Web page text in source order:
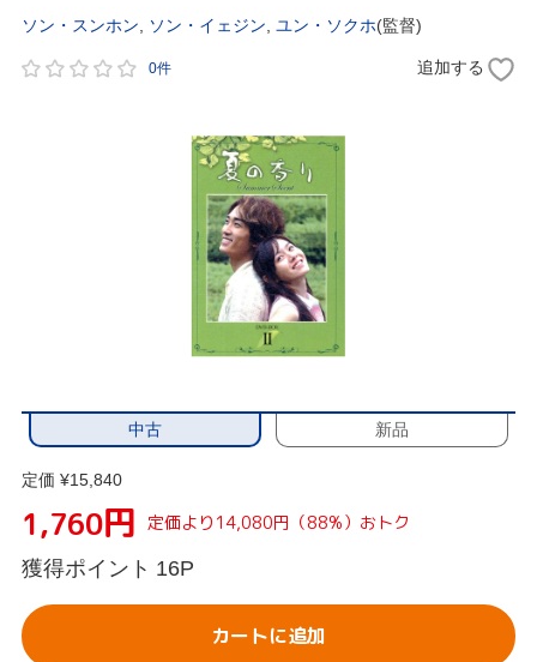
ソン・スンホン ソン・イェジン ユン・ソクホ(監督)
0件 追加する
中古 新品
定価 ¥15,840
1,760円 定価より14,080円（88%）おトク
獲得ポイント 16P
カートに追加